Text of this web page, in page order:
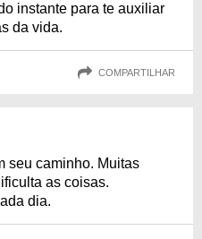
instante para te auxiliar
da vida.
COMPARTILHAR
seu caminho. Muitas
as coisas.
dia.